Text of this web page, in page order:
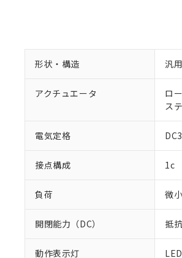
形状・構造 汎
アクチュエータ
ロ
ス
電気定格
接点構成 1c
負荷 微
開閉能力（DC） 抵
動作表示灯